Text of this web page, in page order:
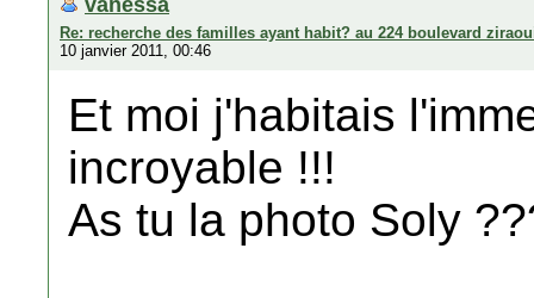
Re: recherche des familles ayant habit? au 224 boulevard
10 janvier 2011, 00:46
Et moi j'habitais
incroyable !!!
As tu la photo Soly